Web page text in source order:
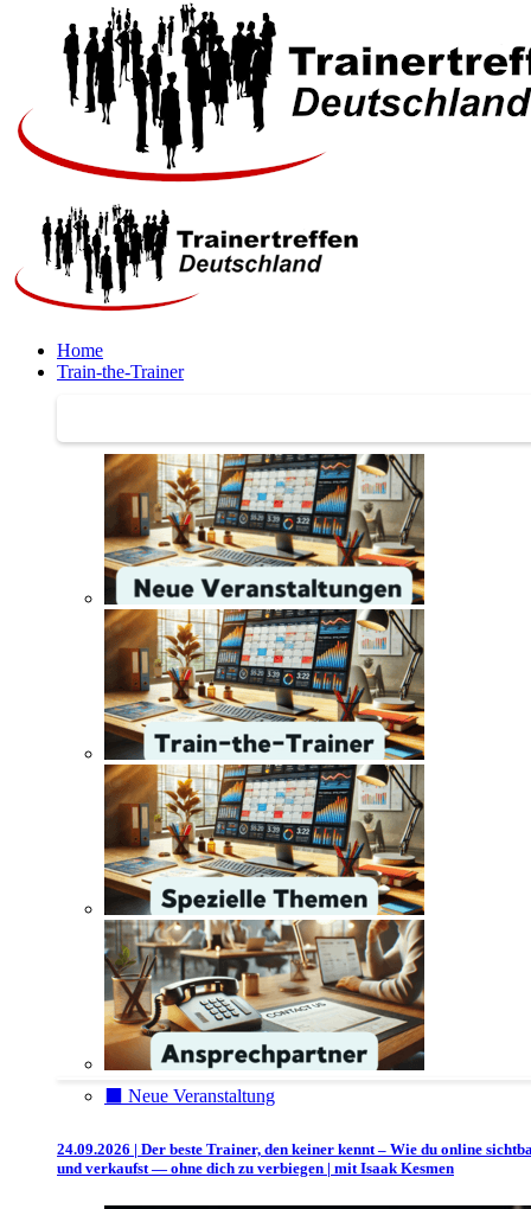
Home
Train-the-Trainer
⬛️ Neue Veranstaltung
24.09.2026 | Der beste Trainer, den keiner kennt – Wie du online
und verkaufst — ohne dich zu verbiegen | mit Isaak Kesmen